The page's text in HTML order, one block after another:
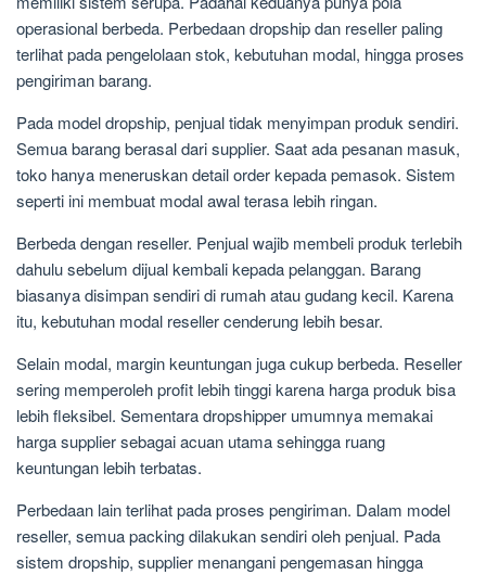
operasional berbeda. Perbedaan dropship dan reseller paling
terlihat pada pengelolaan stok, kebutuhan modal, hingga proses
pengiriman barang.
Pada model dropship, penjual tidak menyimpan produk sendiri.
Semua barang berasal dari supplier. Saat ada pesanan masuk,
toko hanya meneruskan detail order kepada pemasok. Sistem
seperti ini membuat modal awal terasa lebih ringan.
Berbeda dengan reseller. Penjual wajib membeli produk terlebih
dahulu sebelum dijual kembali kepada pelanggan. Barang
biasanya disimpan sendiri di rumah atau gudang kecil. Karena
itu, kebutuhan modal reseller cenderung lebih besar.
Selain modal, margin keuntungan juga cukup berbeda. Reseller
sering memperoleh profit lebih tinggi karena harga produk bisa
lebih fleksibel. Sementara dropshipper umumnya memakai
harga supplier sebagai acuan utama sehingga ruang
keuntungan lebih terbatas.
Perbedaan lain terlihat pada proses pengiriman. Dalam model
reseller, semua packing dilakukan sendiri oleh penjual. Pada
sistem dropship, supplier menangani pengemasan hingga